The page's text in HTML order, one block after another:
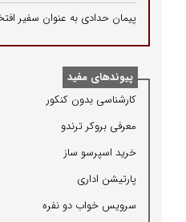
پیمان حدادی به عنوان سفیر
پیوندهای مفید
كارشناسی بدون كنكور
معرفی بروكر ترندو
خرید اسپرسو ساز
پارتیشن اداری
سرویس خواب دو نفره